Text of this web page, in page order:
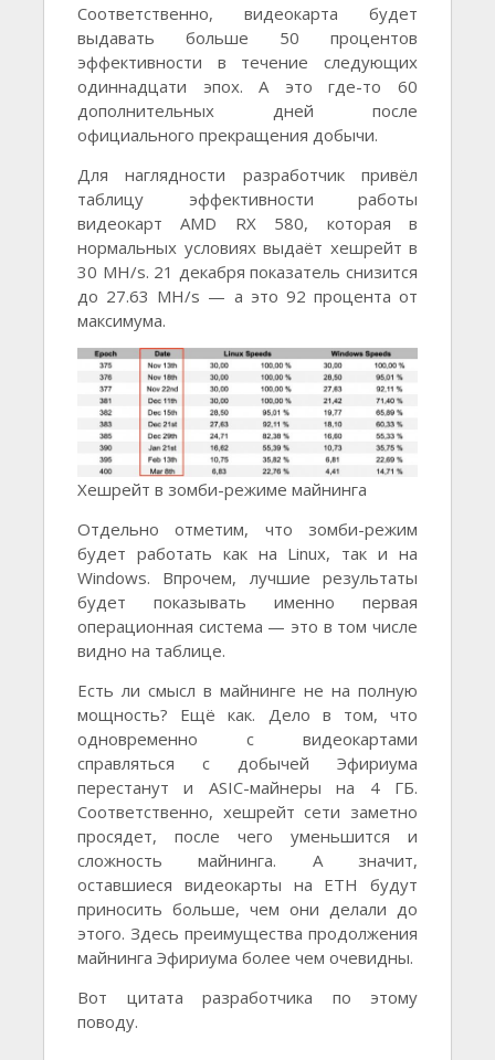
Соответственно, видеокарта будет
выдавать больше 50 процентов
эффективности в течение следующих
одиннадцати эпох. А это где-то 60
дополнительных дней после
официального прекращения добычи.
Для наглядности разработчик привёл
таблицу эффективности работы
видеокарт AMD RX 580, которая в
нормальных условиях выдаёт хешрейт в
30 MH/s. 21 декабря показатель снизится
до 27.63 MH/s — а это 92 процента от
максимума.
Хешрейт в зомби-режиме майнинга
Отдельно отметим, что зомби-режим
будет работать как на Linux, так и на
Windows. Впрочем, лучшие результаты
будет показывать именно первая
операционная система — это в том числе
видно на таблице.
Есть ли смысл в майнинге не на полную
мощность? Ещё как. Дело в том, что
одновременно с видеокартами
справляться с добычей Эфириума
перестанут и ASIC-майнеры на 4 ГБ.
Соответственно, хешрейт сети заметно
просядет, после чего уменьшится и
сложность майнинга. А значит,
оставшиеся видеокарты на ETH будут
приносить больше, чем они делали до
этого. Здесь преимущества продолжения
майнинга Эфириума более чем очевидны.
Вот цитата разработчика по этому
поводу.